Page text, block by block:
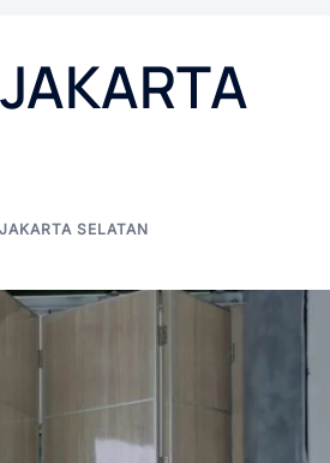
SELATAN